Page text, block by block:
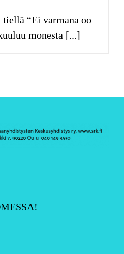
tiellä “Ei varmana oo
monesta [...]